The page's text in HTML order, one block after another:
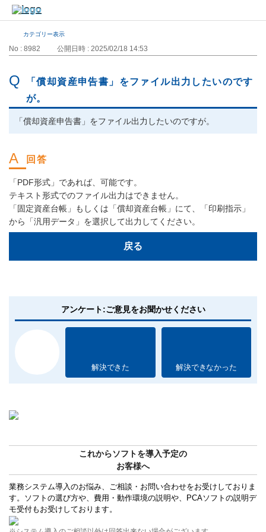
カテゴリー表示
No : 8982 公開日時 : 2025/02/18 14:53
「償却資産申告書」をファイル出力したいのです
が。
「償却資産申告書」をファイル出力したいのですが。
「PDF形式」であれば、可能です。
テキスト形式でのファイル出力はできません。
「固定資産台帳」もしくは「償却資産台帳」にて、「印刷指示」
から「汎用データ」を選択して出力してください。
戻る
アンケート:ご意見をお聞かせください
解決できた 解決できなかった
これからソフトを導入予定の
お客様へ
業務システム導入のお悩み、ご相談・お問い合わせをお受けしておりま
す。ソフトの選び方や、費用・動作環境の説明や、PCAソフトの説明デ
モ受付もお受けしております。